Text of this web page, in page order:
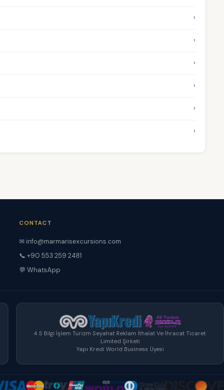
›
›
›
›
›
›
CONTACT
✉ info@marmarisexcursions.com
📞 +90 553 259 2481
💬 WhatsApp
4 S Bilgi İşlem Turizm Seyahat Reklam İthalat Ve İhracat Ticaret
Limited Şirketi
Yapı Kredi World Business Üyesi